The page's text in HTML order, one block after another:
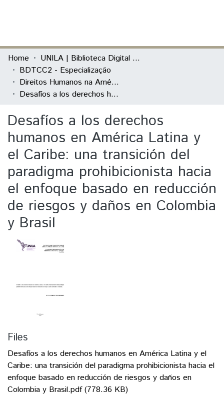
Communities & Collections
All of DSpace
Statistics
Home
UNILA | Biblioteca Digital de Trabalhos de Conclusão de Curso
BDTCC2 - Especialização
Direitos Humanos na América Latina
Desafíos a los derechos humanos en América Latina y el Caribe: una transición del paradigma prohibicionista hacia el enfoque basado en reducción de riesgos y daños en Colombia y Brasil
Desafíos a los derechos
humanos en América Latina y
el Caribe: una transición del
paradigma prohibicionista hacia
el enfoque basado en reducción
de riesgos y daños en Colombia
y Brasil
Files
Desafíos a los derechos humanos en América Latina y el
Caribe: una transición del paradigma prohibicionista hacia el
enfoque basado en reducción de riesgos y daños en
Colombia y Brasil.pdf(778.36 KB)